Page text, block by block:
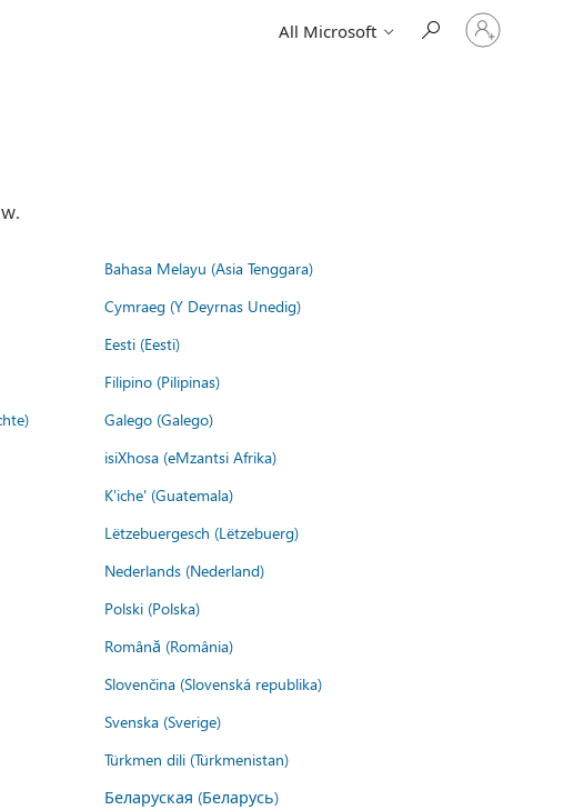
All Microsoft
Sign
in
Bahasa Melayu (Asia Tenggara)
Cymraeg (Y Deyrnas Unedig)
Eesti (Eesti)
Filipino (Pilipinas)
Galego (Galego)
isiXhosa (eMzantsi Afrika)
K'iche' (Guatemala)
Lëtzebuergesch (Lëtzebuerg)
Nederlands (Nederland)
Polski (Polska)
Română (România)
Slovenčina (Slovenská republika)
Svenska (Sverige)
Türkmen dili (Türkmenistan)
Беларуская (Беларусь)